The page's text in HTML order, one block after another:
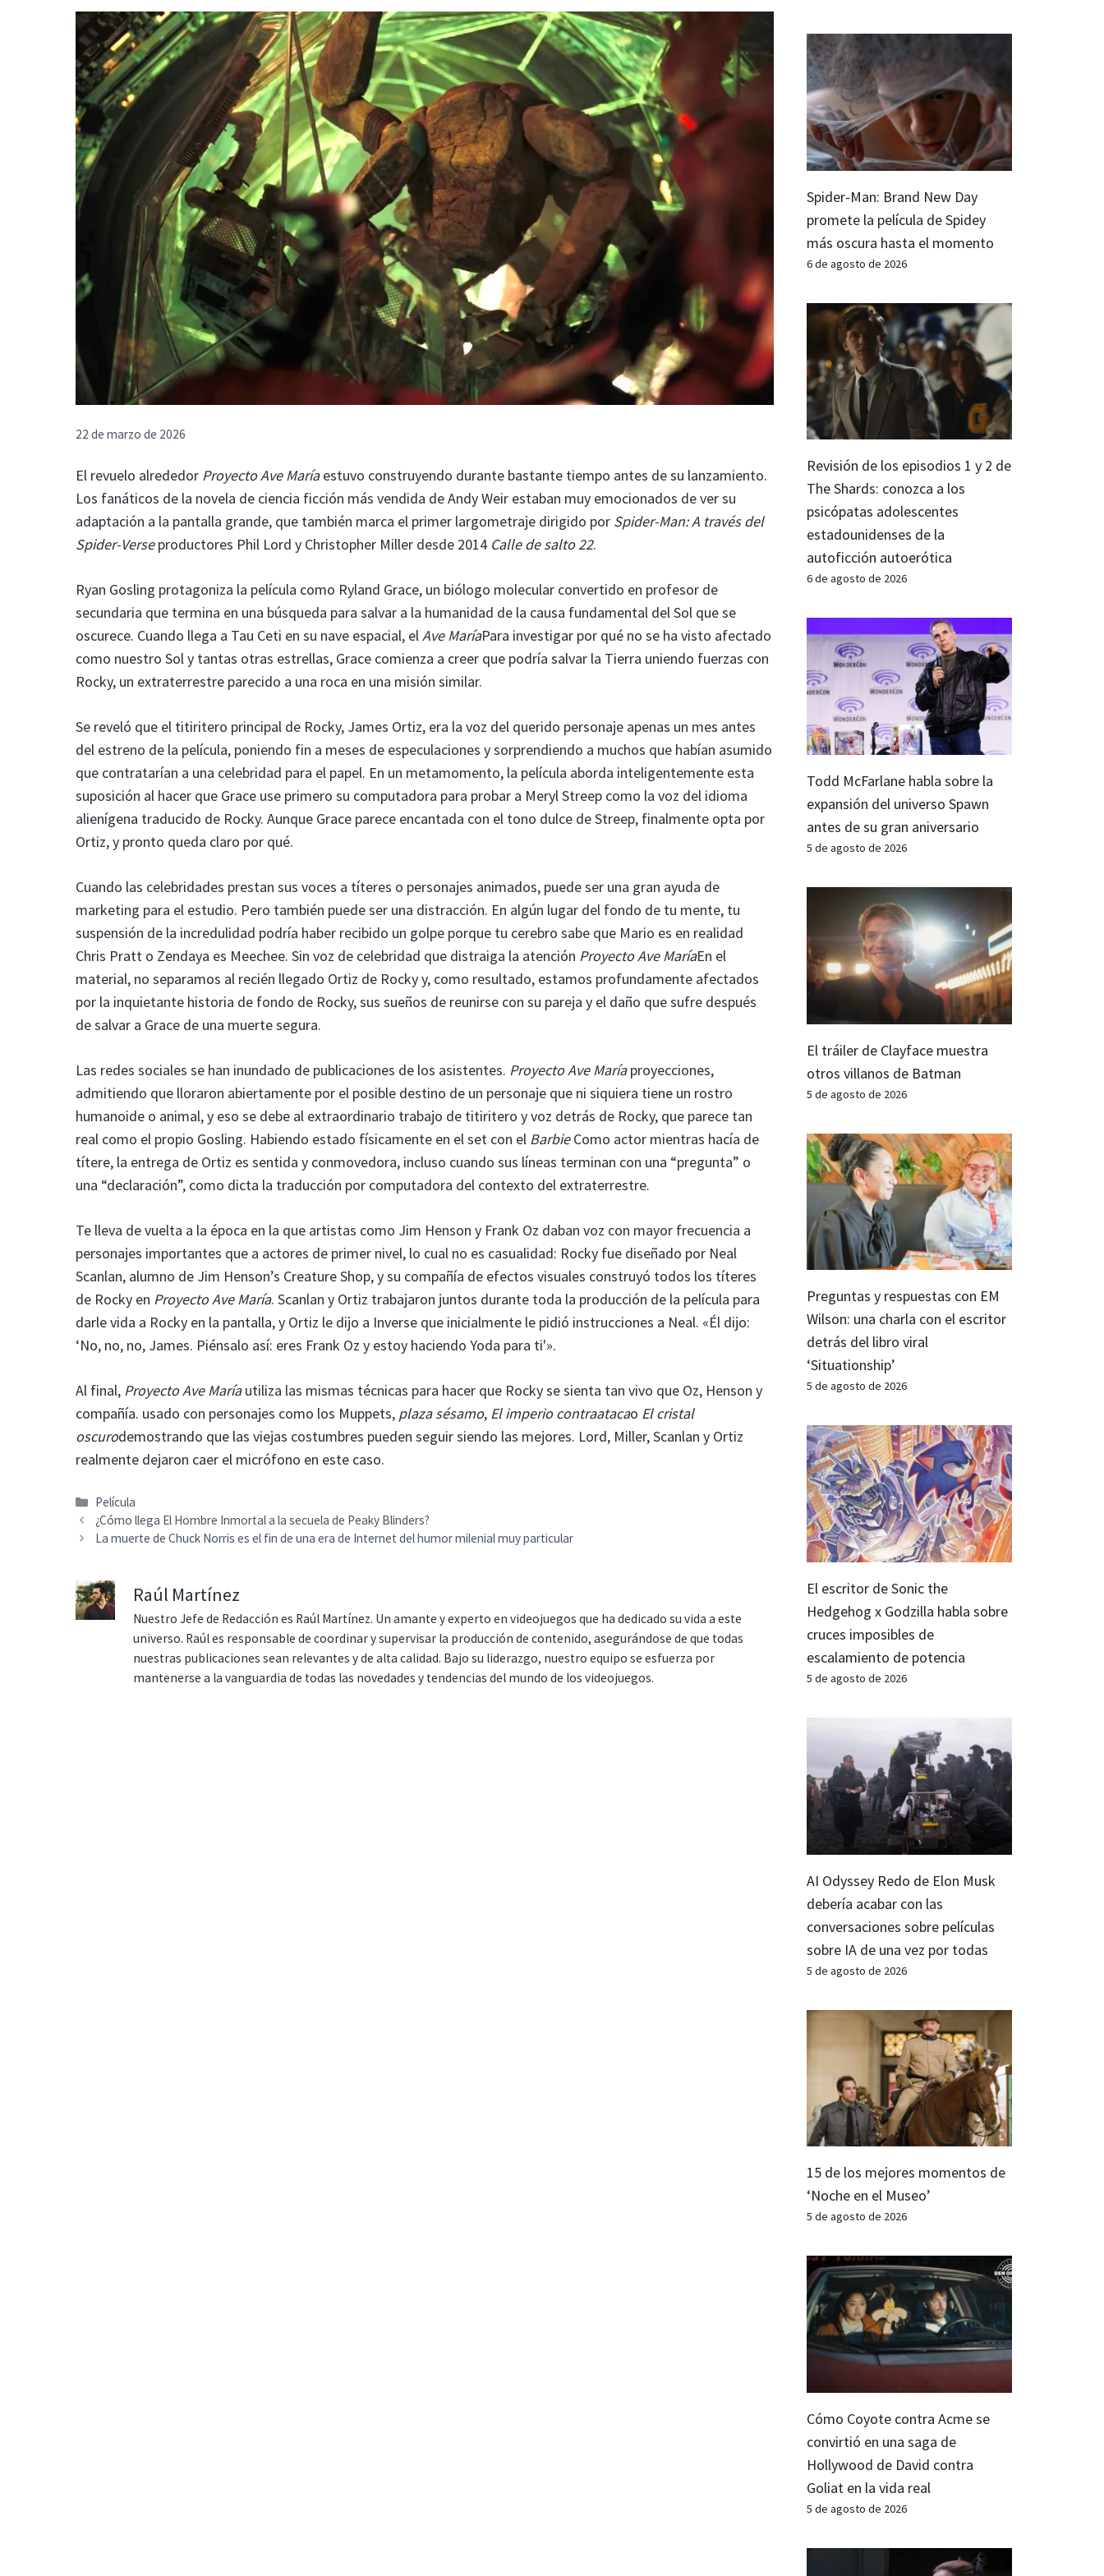
22 de marzo de 2026
El revuelo alrededor Proyecto Ave Maríaestuvo construyendo durante bastante tiempo antes de su lanzamiento.
Los fanáticos de la novela de ciencia ficción más vendida de Andy Weir estaban muy emocionados de ver su
adaptación a la pantalla grande, que también marca el primer largometraje dirigido por Spider-Man: A través del
Spider-Verseproductores Phil Lord y Christopher Miller desde 2014 Calle de salto 22.
Ryan Gosling protagoniza la película como Ryland Grace, un biólogo molecular convertido en profesor de
secundaria que termina en una búsqueda para salvar a la humanidad de la causa fundamental del Sol que se
oscurece. Cuando llega a Tau Ceti en su nave espacial, elAve MaríaPara investigar por qué no se ha visto afectado
como nuestro Sol y tantas otras estrellas, Grace comienza a creer que podría salvar la Tierra uniendo fuerzas con
Rocky, un extraterrestre parecido a una roca en una misión similar.
Se reveló que el titiritero principal de Rocky, James Ortiz, era la voz del querido personaje apenas un mes antes
del estreno de la película, poniendo fin a meses de especulaciones y sorprendiendo a muchos que habían asumido
que contratarían a una celebridad para el papel. En un metamomento, la película aborda inteligentemente esta
suposición al hacer que Grace use primero su computadora para probar a Meryl Streep como la voz del idioma
alienígena traducido de Rocky. Aunque Grace parece encantada con el tono dulce de Streep, finalmente opta por
Ortiz, y pronto queda claro por qué.
Cuando las celebridades prestan sus voces a títeres o personajes animados, puede ser una gran ayuda de
marketing para el estudio. Pero también puede ser una distracción. En algún lugar del fondo de tu mente, tu
suspensión de la incredulidad podría haber recibido un golpe porque tu cerebro sabe que Mario es en realidad
Chris Pratt o Zendaya es Meechee. Sin voz de celebridad que distraiga la atención Proyecto Ave MaríaEn el
material, no separamos al recién llegado Ortiz de Rocky y, como resultado, estamos profundamente afectados
por la inquietante historia de fondo de Rocky, sus sueños de reunirse con su pareja y el daño que sufre después
de salvar a Grace de una muerte segura.
Las redes sociales se han inundado de publicaciones de los asistentes. Proyecto Ave Maríaproyecciones,
admitiendo que lloraron abiertamente por el posible destino de un personaje que ni siquiera tiene un rostro
humanoide o animal, y eso se debe al extraordinario trabajo de titiritero y voz detrás de Rocky, que parece tan
real como el propio Gosling. Habiendo estado físicamente en el set con el BarbieComo actor mientras hacía de
títere, la entrega de Ortiz es sentida y conmovedora, incluso cuando sus líneas terminan con una “pregunta” o
una “declaración”, como dicta la traducción por computadora del contexto del extraterrestre.
Te lleva de vuelta a la época en la que artistas como Jim Henson y Frank Oz daban voz con mayor frecuencia a
personajes importantes que a actores de primer nivel, lo cual no es casualidad: Rocky fue diseñado por Neal
Scanlan, alumno de Jim Henson’s Creature Shop, y su compañía de efectos visuales construyó todos los títeres
de Rocky en Proyecto Ave María. Scanlan y Ortiz trabajaron juntos durante toda la producción de la película para
darle vida a Rocky en la pantalla, y Ortiz le dijo a Inverse que inicialmente le pidió instrucciones a Neal. «Él dijo:
‘No, no, no, James. Piénsalo así: eres Frank Oz y estoy haciendo Yoda para ti'».
Al final, Proyecto Ave Maríautiliza las mismas técnicas para hacer que Rocky se sienta tan vivo que Oz, Henson y
compañía. usado con personajes como los Muppets, plaza sésamo, El imperio contraatacao El cristal
oscurodemostrando que las viejas costumbres pueden seguir siendo las mejores. Lord, Miller, Scanlan y Ortiz
realmente dejaron caer el micrófono en este caso.
Categorías
Película
¿Cómo llega El Hombre Inmortal a la secuela de Peaky Blinders?
La muerte de Chuck Norris es el fin de una era de Internet del humor milenial muy particular
Raúl Martínez
Nuestro Jefe de Redacción es Raúl Martínez. Un amante y experto en videojuegos que ha dedicado su vida a este
universo. Raúl es responsable de coordinar y supervisar la producción de contenido, asegurándose de que todas
nuestras publicaciones sean relevantes y de alta calidad. Bajo su liderazgo, nuestro equipo se esfuerza por
mantenerse a la vanguardia de todas las novedades y tendencias del mundo de los videojuegos.
Spider-Man: Brand New Day
promete la película de Spidey
más oscura hasta el momento
6 de agosto de 2026
Revisión de los episodios 1 y 2 de
The Shards: conozca a los
psicópatas adolescentes
estadounidenses de la
autoficción autoerótica
6 de agosto de 2026
Todd McFarlane habla sobre la
expansión del universo Spawn
antes de su gran aniversario
5 de agosto de 2026
El tráiler de Clayface muestra
otros villanos de Batman
5 de agosto de 2026
Preguntas y respuestas con EM
Wilson: una charla con el escritor
detrás del libro viral
‘Situationship’
5 de agosto de 2026
El escritor de Sonic the
Hedgehog x Godzilla habla sobre
cruces imposibles de
escalamiento de potencia
5 de agosto de 2026
AI Odyssey Redo de Elon Musk
debería acabar con las
conversaciones sobre películas
sobre IA de una vez por todas
5 de agosto de 2026
15 de los mejores momentos de
‘Noche en el Museo’
5 de agosto de 2026
Cómo Coyote contra Acme se
convirtió en una saga de
Hollywood de David contra
Goliat en la vida real
5 de agosto de 2026